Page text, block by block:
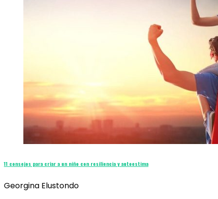
11 consejos para criar a un niño con resiliencia y autoestima
Georgina Elustondo